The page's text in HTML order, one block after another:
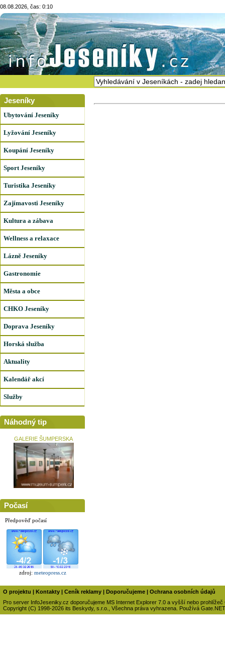
08.08.2026, čas: 0:10
Jeseníky
Ubytování Jeseníky
Lyžování Jeseníky
Koupání Jeseníky
Sport Jeseníky
Turistika Jeseníky
Zajímavosti Jeseníky
Kultura a zábava
Wellness a relaxace
Lázně Jeseníky
Gastronomie
Města a obce
CHKO Jeseníky
Doprava Jeseníky
Horská služba
Aktuality
Kalendář akcí
Služby
Náhodný tip
GALERIE ŠUMPERSKA
Počasí
Předpověď počasí
zdroj: meteopress.cz
O projektu Kontakty Ceník reklamy Doporučujeme
Ochrana osobních údajů
Pro server InfoJeseniky.cz doporučujeme MS Internet Explorer 7.0 a vyšší nebo prohlížeč
Copyright (C) 1998-2026 its Beskydy, s.r.o., Všechna práva vyhrazena. Používá